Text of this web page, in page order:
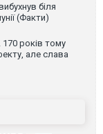
біля
(Факти)
років тому
але слава